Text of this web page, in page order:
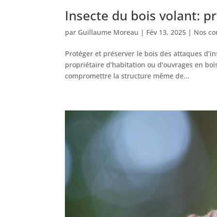
Insecte du bois volant:
par Guillaume Moreau | Fév 13, 2025 | Nos
Protéger et préserver le bois des attaques
propriétaire d’habitation ou d’ouvrages en
compromettre la structure même de...